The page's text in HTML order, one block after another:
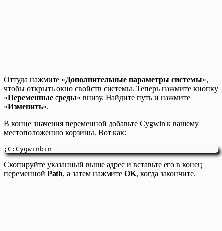
Оттуда нажмите «Дополнительные параметры системы»,
чтобы открыть окно свойств системы. Теперь нажмите кнопку
«Переменные среды» внизу. Найдите путь и нажмите
«Изменить».
В конце значения переменной добавьте Cygwin к вашему
местоположению корзины. Вот как:
;C:Cygwinbin
Скопируйте указанный выше адрес и вставьте его в конец
переменной Path, а затем нажмите OK, когда закончите.